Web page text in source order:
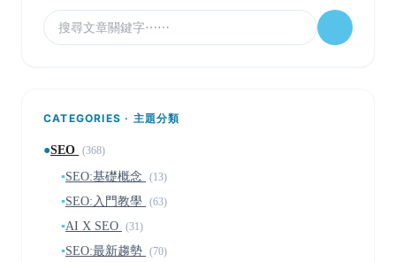
CATEGORIES · 主題分類
●SEO (368)
▪SEO:基礎概念 (13)
▪SEO:入門教學 (63)
▪AI X SEO (31)
▪SEO:最新趨勢 (70)